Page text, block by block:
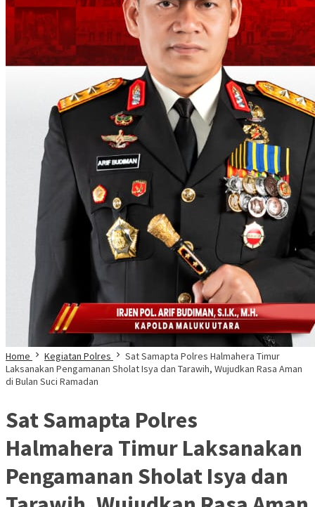
Home Kegiatan Polres
Sat Samapta Polres Halmahera Timur
Laksanakan Pengamanan Sholat Isya dan Tarawih, Wujudkan Rasa Aman
di Bulan Suci Ramadan
Sat Samapta Polres
Halmahera Timur Laksanakan
Pengamanan Sholat Isya dan